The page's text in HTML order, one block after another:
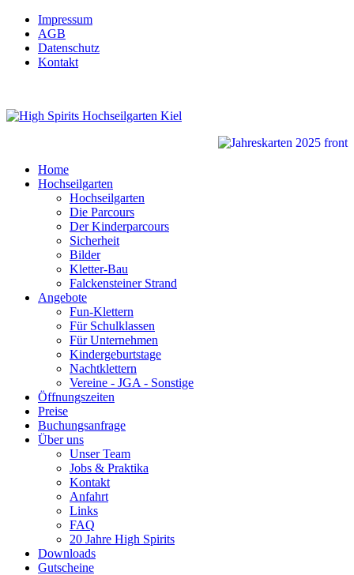
Impressum
AGB
Datenschutz
Kontakt
Home
Hochseilgarten
Hochseilgarten
Die Parcours
Der Kinderparcours
Sicherheit
Bilder
Kletter-Bau
Falckensteiner Strand
Angebote
Fun-Klettern
Für Schulklassen
Für Unternehmen
Kindergeburtstage
Nachtklettern
Vereine - JGA - Sonstige
Öffnungszeiten
Preise
Buchungsanfrage
Über uns
Unser Team
Jobs & Praktika
Kontakt
Anfahrt
Links
FAQ
20 Jahre High Spirits
Downloads
Gutscheine